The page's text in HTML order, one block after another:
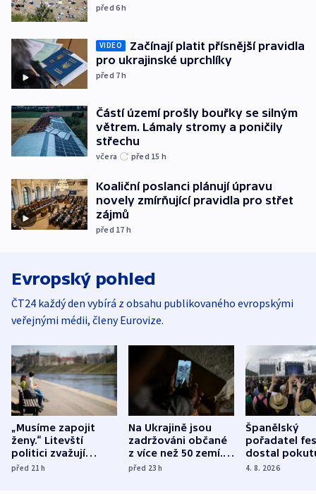
před 6h
VIDEO
Začínají platit přísnější pravidla
pro ukrajinské uprchlíky
před 7h
Částí území prošly bouřky se silným
větrem. Lámaly stromy a poničily
střechu
včera před 15 h
Koaliční poslanci plánují úpravu
novely zmírňující pravidla pro střet
zájmů
před 17 h
Evropský pohled
ČT24 každý den vybírá z obsahu publikovaného evropskými
veřejnými médii, členy Eurovize.
„Musíme zapojit
ženy.“ Litevští
politici zvažují
dohodu o
před 21h
Na Ukrajině jsou
zadržováni občané
z více než 50 zemí.
Bojovali na straně
před 23h
Španělský
pořadatel
dostal
nekalé
4. 8. 2026